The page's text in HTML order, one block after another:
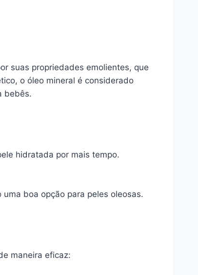
suas propriedades emolientes, que
o óleo mineral é considerado
bebês.
hidratada por mais tempo.
boa opção para peles oleosas.
maneira eficaz: